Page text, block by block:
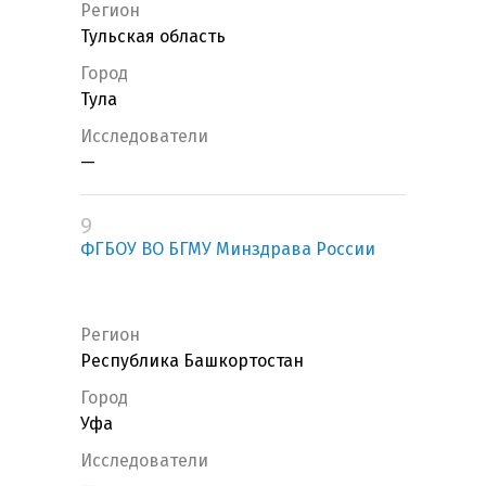
Регион
Тульская область
Город
Тула
Исследователи
—
9
ФГБОУ ВО БГМУ Минздрава России
Регион
Республика Башкортостан
Город
Уфа
Исследователи